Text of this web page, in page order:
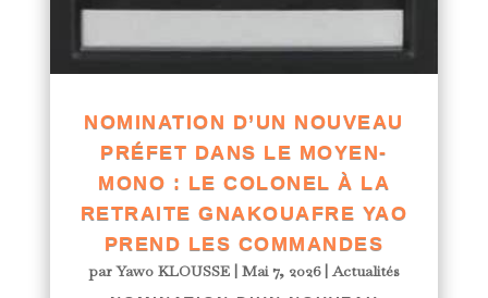
NOMINATION D’UN NOUVEAU
PRÉFET DANS LE MOYEN-
MONO : LE COLONEL À LA
RETRAITE GNAKOUAFRE YAO
PREND LES COMMANDES
parYawo KLOUSSE| Mai 7, 2026|Actualités